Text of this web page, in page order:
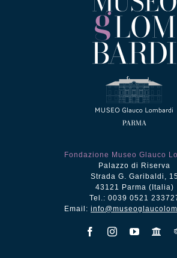
Fondazione Museo Glauco
Palazzo di Riserva
Strada G. Garibaldi,
43121 Parma (Italia)
Tel.: 0039 0521
Email: